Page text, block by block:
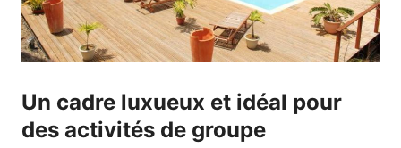
Un cadre luxueux et idéal pour
des activités de groupe